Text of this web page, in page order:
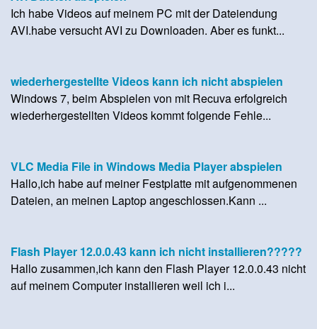
Ich habe Videos auf meinem PC mit der Dateiendung
AVI.habe versucht AVI zu Downloaden. Aber es funkt...
wiederhergestellte Videos kann ich nicht abspielen
Windows 7, beim Abspielen von mit Recuva erfolgreich
wiederhergestellten Videos kommt folgende Fehle...
VLC Media File in Windows Media Player abspielen
Hallo,ich habe auf meiner Festplatte mit aufgenommenen
Dateien, an meinen Laptop angeschlossen.Kann ...
Flash Player 12.0.0.43 kann ich nicht installieren?????
Hallo zusammen,ich kann den Flash Player 12.0.0.43 nicht
auf meinem Computer installieren weil ich i...